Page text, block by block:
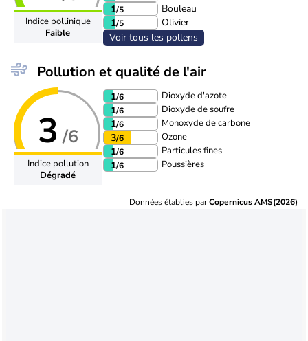
Indice pollinique
Faible
1/5
Bouleau
1/5
Olivier
Voir tous les pollens
Pollution et qualité de l'air
3 /6
Indice pollution
Dégradé
1/6 Dioxyde d'azote
1/6 Dioxyde de soufre
1/6 Monoxyde de carbone
3/6 Ozone
1/6 Particules fines
1/6 Poussières
Données établies parCopernicus AMS(2026)